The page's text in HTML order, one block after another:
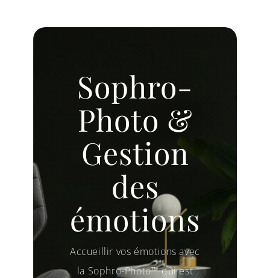
Sophro-
Photo &
Gestion
des
émotions
Accueillir vos émotions avec
la Sophro-Photo™ qui est